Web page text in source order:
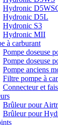
Hydronic
Hydronic D5L
Hydronic S3
Hydronic MII
à carburant
Pompe doseuse
Pompe doseuse
Pompe anciens
Filtre pompe à
Connecteur et
Brûleur pour
Brûleur pour